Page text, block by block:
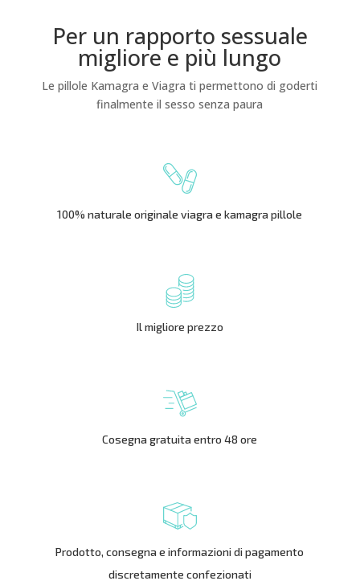
Per un rapporto sessuale
migliore e più lungo
Le pillole Kamagra e Viagra ti permettono di goderti
finalmente il sesso senza paura
100% naturale originale viagra e kamagra pillole
Il migliore prezzo
Cosegna gratuita entro 48 ore
Prodotto, consegna e informazioni di pagamento
discretamente confezionati